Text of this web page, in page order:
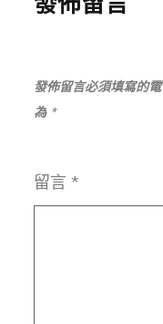
發佈留言必須填寫的
為 *
留言 *